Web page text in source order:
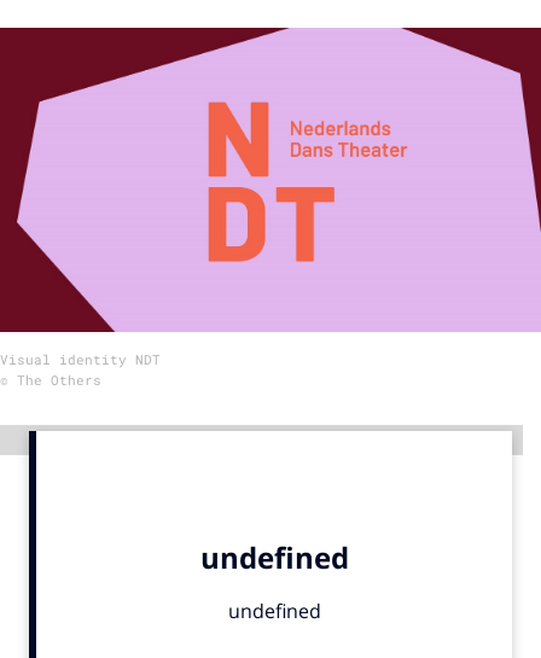
Menu
Home
9 sept: GenAI-training
12 nov: MarketingLive!
Adverteren
Events
Visual identity NDT
© The Others